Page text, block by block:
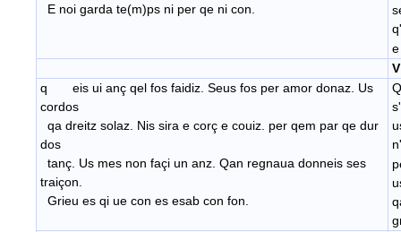
E noi garda te(m)ps ni per qe ni con.
V
q eis ui anç qel fos faidiz. Seus fos per amor donaz. Us
cordos
qa dreitz solaz. Nis sira e corç e couiz. per qem par qe dur
dos
tanç. Us mes non façi un anz. Qan regnaua donneis ses
traiçon.
Grieu es qi ue con es esab con fon.